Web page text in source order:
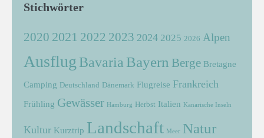
Stichwörter
2020 2021 2022 2023 2024 2025 2026 Alpen
Ausflug Bavaria Bayern Berge Bretagne
Camping Deutschland Dänemark Flugreise Frankreich
Frühling Gewässer Hamburg Herbst Italien Kanarische Inseln
Kultur Kurztrip Landschaft Meer Natur